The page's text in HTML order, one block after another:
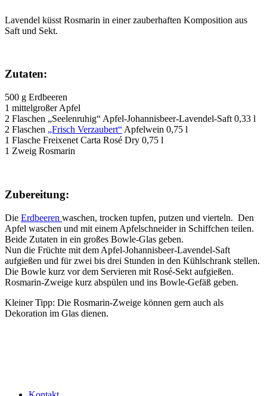
Lavendel küsst Rosmarin in einer zauberhaften Komposition aus
Saft und Sekt.
Zutaten:
500 g Erdbeeren
1 mittelgroßer Apfel
2 Flaschen „Seelenruhig“ Apfel-Johannisbeer-Lavendel-Saft 0,33 l
2 Flaschen „Frisch Verzaubert“ Apfelwein 0,75 l
1 Flasche Freixenet Carta Rosé Dry 0,75 l
1 Zweig Rosmarin
Zubereitung:
Die Erdbeeren waschen, trocken tupfen, putzen und vierteln. Den
Apfel waschen und mit einem Apfelschneider in Schiffchen teilen.
Beide Zutaten in ein großes Bowle-Glas geben.
Nun die Früchte mit dem Apfel-Johannisbeer-Lavendel-Saft
aufgießen und für zwei bis drei Stunden in den Kühlschrank stellen.
Die Bowle kurz vor dem Servieren mit Rosé-Sekt aufgießen.
Rosmarin-Zweige kurz abspülen und ins Bowle-Gefäß geben.
Kleiner Tipp: Die Rosmarin-Zweige können gern auch als
Dekoration im Glas dienen.